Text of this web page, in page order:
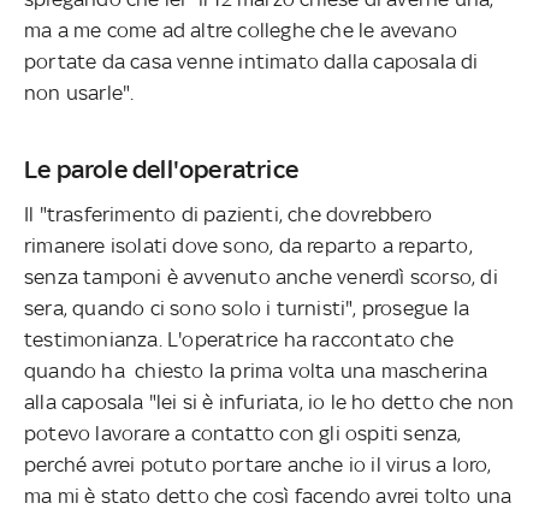
ma a me come ad altre colleghe che le avevano
portate da casa venne intimato dalla caposala di
non usarle".
Le parole dell'operatrice
Il "trasferimento di pazienti, che dovrebbero
rimanere isolati dove sono, da reparto a reparto,
senza tamponi è avvenuto anche venerdì scorso, di
sera, quando ci sono solo i turnisti", prosegue la
testimonianza. L'operatrice ha raccontato che
quando ha chiesto la prima volta una mascherina
alla caposala "lei si è infuriata, io le ho detto che non
potevo lavorare a contatto con gli ospiti senza,
perché avrei potuto portare anche io il virus a loro,
ma mi è stato detto che così facendo avrei tolto una